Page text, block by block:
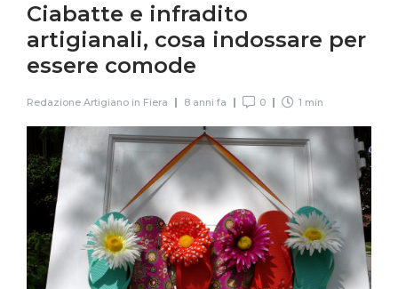
Ciabatte e infradito
artigianali, cosa indossare per
essere comode
Redazione Artigiano in Fiera 8 anni fa 0 1 min